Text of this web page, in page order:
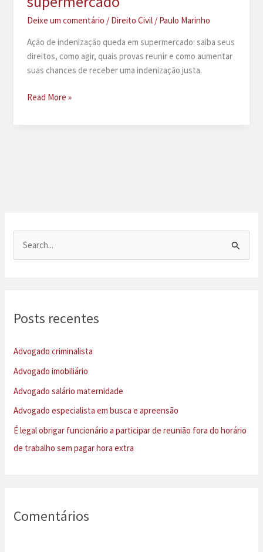
Deixe um comentário / Direito Civil/ Paulo Marinho
Ação de indenização queda em supermercado: saiba seus
direitos, como agir, quais provas reunir e como aumentar
suas chances de receber uma indenização justa.
Ação
Read More »
i
p
o
r
:
Posts recentes
Advogado criminalista
Advogado imobiliário
Advogado salário maternidade
Advogado especialista em busca e apreensão
É legal obrigar funcionário a participar de reunião fora do horário
de trabalho sem pagar hora extra
Comentários